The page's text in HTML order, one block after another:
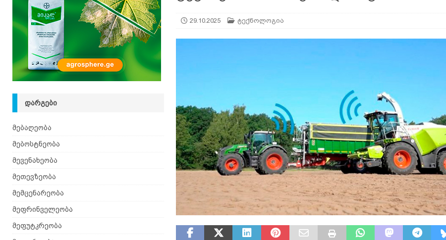
იზრდება ᲛᲔᲑᲝᲡᲢᲜᲔᲝᲑᲐ
[ 06.08.2026 ] მაჯაღვერი – დეკორატიული მცენარე AGROPLUS
29.10.2025 ტექნოლოგია
ᲓᲐᲠᲒᲔᲑᲘ
მებაღეობა
მებოსტნეობა
მევენახეობა
მეთევზეობა
მემცენარეობა
მეფრინველეობა
მეფუტკრეობა